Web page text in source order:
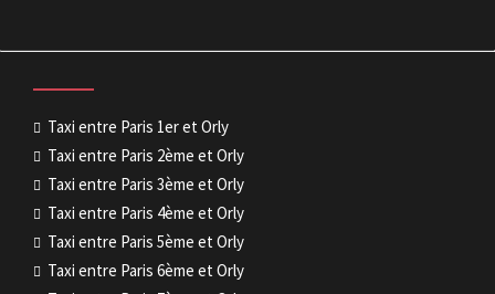
Taxi entre Paris 1er et Orly
Taxi entre Paris 2ème et Orly
Taxi entre Paris 3ème et Orly
Taxi entre Paris 4ème et Orly
Taxi entre Paris 5ème et Orly
Taxi entre Paris 6ème et Orly